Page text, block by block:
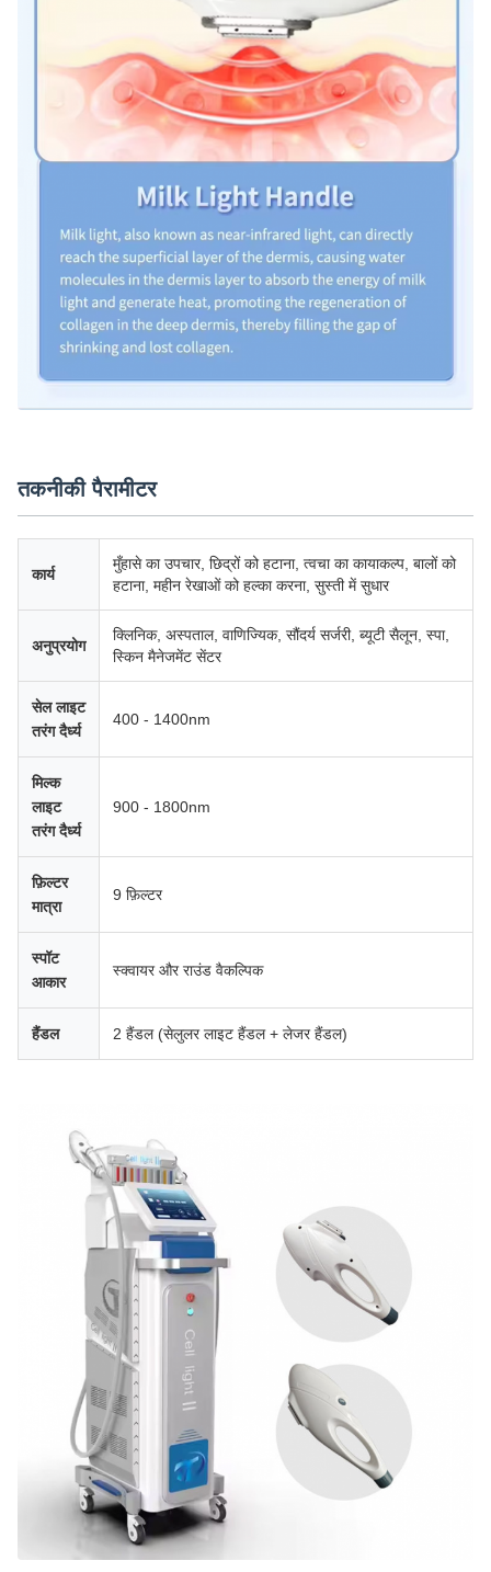
तकनीकी पैरामीटर
कार्य
मुँहासे का उपचार, छिद्रों को हटाना, त्वचा का कायाकल्प, बालों को
हटाना, महीन रेखाओं को हल्का करना, सुस्ती में सुधार
अनुप्रयोग
क्लिनिक, अस्पताल, वाणिज्यिक, सौंदर्य सर्जरी, ब्यूटी सैलून, स्पा,
स्किन मैनेजमेंट सेंटर
सेल लाइट
तरंग दैर्ध्य
400 - 1400nm
मिल्क
लाइट
तरंग दैर्ध्य
900 - 1800nm
फ़िल्टर
मात्रा
9 फ़िल्टर
स्पॉट
आकार
स्क्वायर और राउंड वैकल्पिक
हैंडल 2 हैंडल (सेलुलर लाइट हैंडल + लेजर हैंडल)